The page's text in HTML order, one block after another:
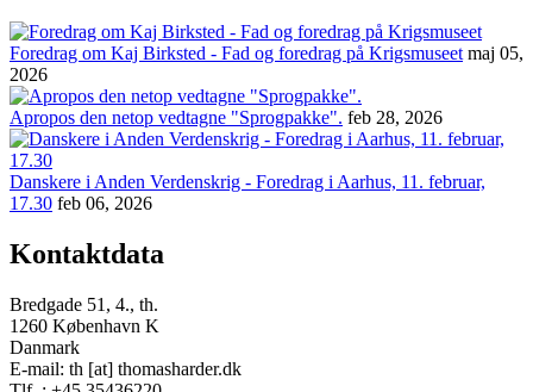
Foredrag om Kaj Birksted - Fad og foredrag på Krigsmuseet maj 05,
2026
Apropos den netop vedtagne "Sprogpakke". feb 28, 2026
Danskere i Anden Verdenskrig - Foredrag i Aarhus, 11. februar,
17.30 feb 06, 2026
Kontaktdata
Bredgade 51, 4., th.
1260 København K
Danmark
E-mail: th [at] thomasharder.dk